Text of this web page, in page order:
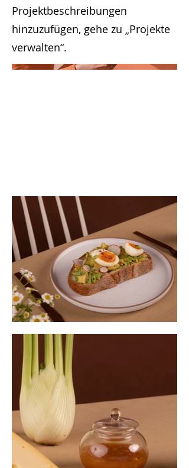
Projektbeschreibungen
hinzuzufügen, gehe zu „Projekte
verwalten“.